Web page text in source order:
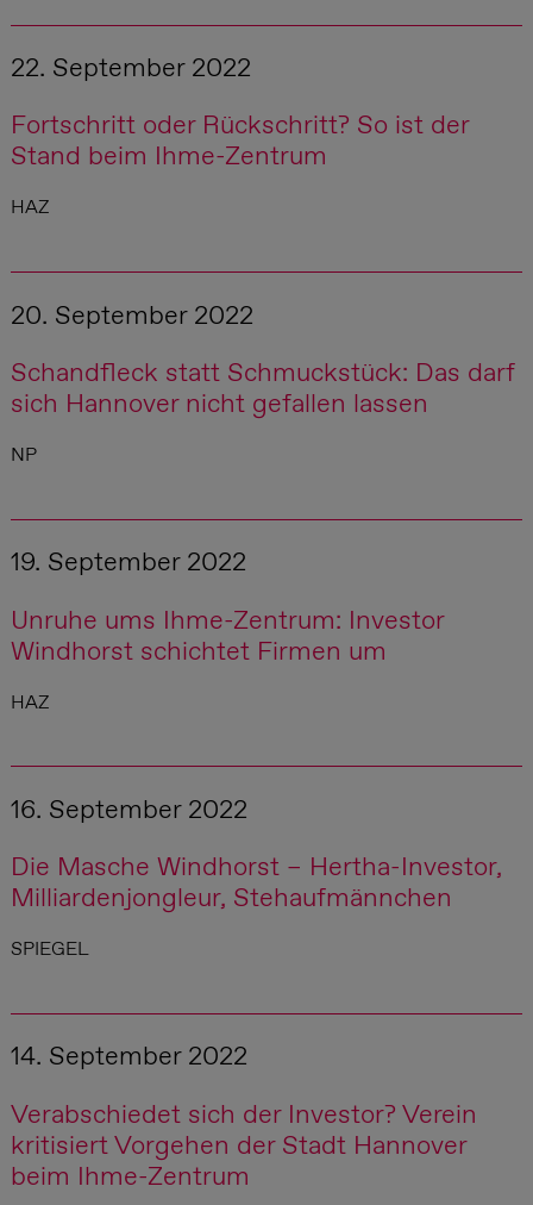
22. September 2022
Fortschritt oder Rückschritt? So ist der
Stand beim Ihme-Zentrum
HAZ
20. September 2022
Schandfleck statt Schmuckstück: Das darf
sich Hannover nicht gefallen lassen
NP
19. September 2022
Unruhe ums Ihme-Zentrum: Investor
Windhorst schichtet Firmen um
HAZ
16. September 2022
Die Masche Windhorst – Hertha-Investor,
Milliardenjongleur, Stehaufmännchen
SPIEGEL
14. September 2022
Verabschiedet sich der Investor? Verein
kritisiert Vorgehen der Stadt Hannover
beim Ihme-Zentrum